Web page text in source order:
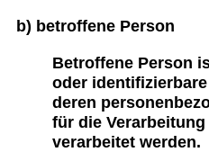
b) betroffene Person
Betroffene Person
oder
deren
für die
verarbeitet werden.